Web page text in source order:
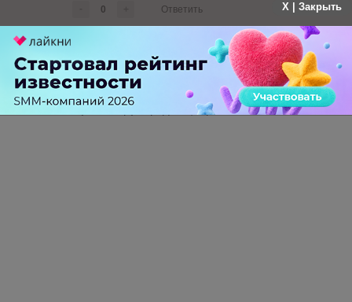
0 Ответить
tar729
больше года назад
мужья берут кредиты, а расхлебывают жены..
X | Закрыть